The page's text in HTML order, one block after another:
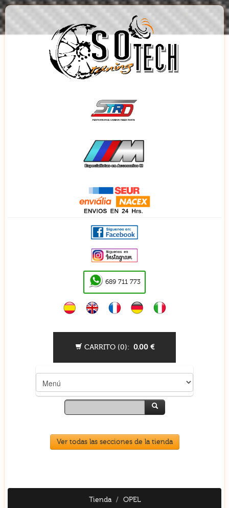
689 711 773
CARRITO (0): 0.00€
Ver todas las secciones de la tienda
Tienda OPEL